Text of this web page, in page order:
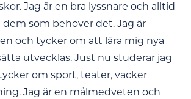
Jag är en bra lyssnare och alltid
som behöver det. Jag är
och tycker om att lära mig nya
utvecklas. Just nu studerar jag
om sport, teater, vacker
Jag är en målmedveten och